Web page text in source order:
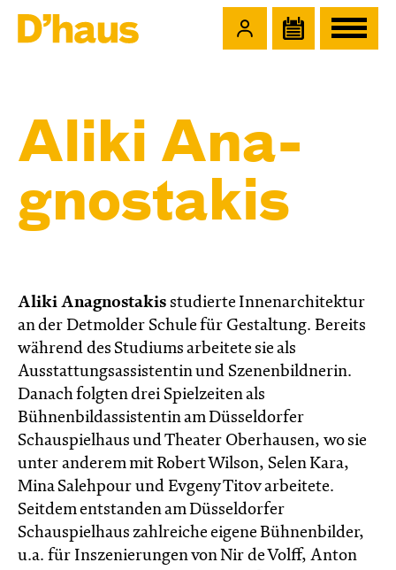
Aliki Ana­
gnos­takis
Aliki Anagnostakis studierte Innenarchitektur
an der Detmolder Schule für Gestaltung. Bereits
während des Studiums arbeitete sie als
Ausstattungsassistentin und Szenenbildnerin.
Danach folgten drei Spielzeiten als
Bühnenbildassistentin am Düsseldorfer
Schauspielhaus und Theater Oberhausen, wo sie
unter anderem mit Robert Wilson, Selen Kara,
Mina Salehpour und Evgeny Titov arbeitete.
Seitdem entstanden am Düsseldorfer
Schauspielhaus zahlreiche eigene Bühnenbilder,
u.a. für Inszenierungen von Nir de Volff, Anton